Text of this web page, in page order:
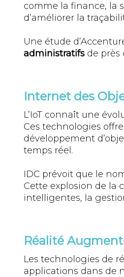
comme la finance, la
d’améliorer la
Une étude
administratifs de près
Internet des
L’IoT connaît une
Ces technologies
développement
temps réel.
IDC prévoit que le
Cette explosion de la
intelligentes, la
Réalité
Les technologies de
applications dans de